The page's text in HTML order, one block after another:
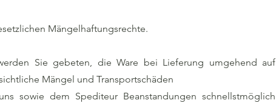
Mängelhaftungsrechte.
Sie gebeten, die Ware bei Lieferung umgehend auf
Mängel und Transportschäden
sowie dem Spediteur Beanstandungen schnellstmöglich